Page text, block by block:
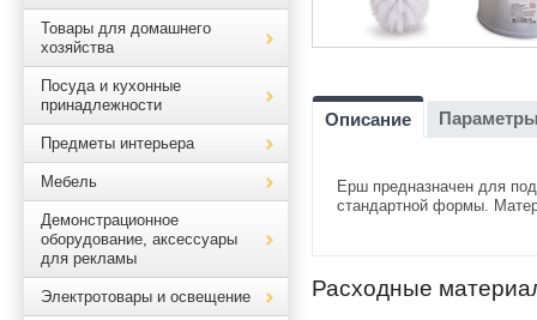
Товары для домашнего
хозяйства
Посуда и кухонные
принадлежности
Предметы интерьера
Мебель
Демонстрационное
оборудование, аксессуары
для рекламы
Электротовары и освещение
Описание
Ерш предназначен для
стандартной формы.
Расходные